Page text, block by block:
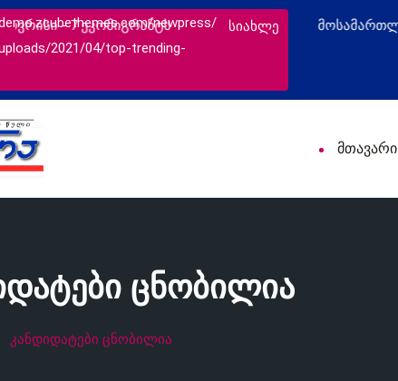
სიახლე
მოსამართლეებს პროფესიული დღე მიულოცა
მთავარი
ცნობილია
კანდიდატები ცნობილია